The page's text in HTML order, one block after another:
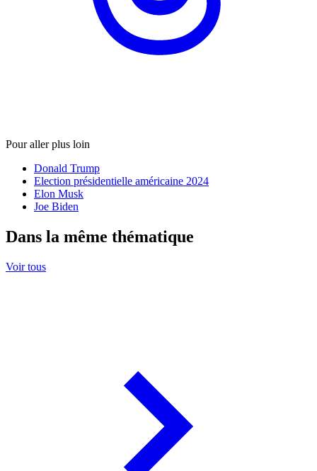
Pour aller plus loin
Donald Trump
Election présidentielle américaine 2024
Elon Musk
Joe Biden
Dans la même thématique
Voir tous